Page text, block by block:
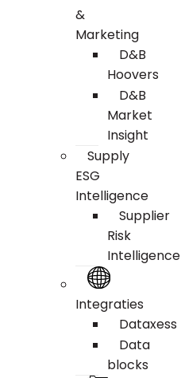
&
Marketing
D&B
Hoovers
D&B
Market
Insight
Supply
ESG
Intelligence
Supplier
Risk
Intelligence
Integraties
Dataxess
Data
blocks